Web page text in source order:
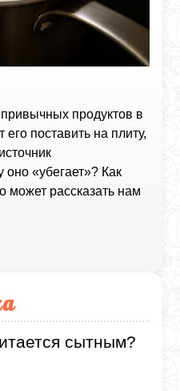
продуктов в
поставить на плиту,
«убегает»? Как
может рассказать нам
сытным?